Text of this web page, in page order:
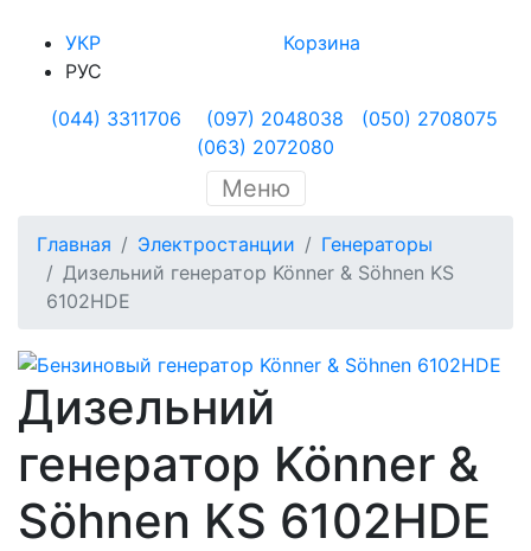
УКР
РУС
Корзина
(044) 3311706 (097) 2048038
(050) 2708075
(063) 2072080
Меню
Главная Электростанции
Генераторы
Дизельний генератор Könner & Söhnen KS
6102HDE
Дизельний
генератор Könner &
Söhnen KS 6102HDE